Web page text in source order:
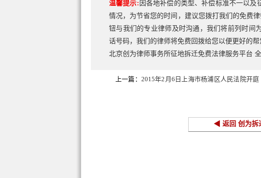
温馨提示: 因各地补偿的类型、补偿标准不一以
情况，为节省您的时间，建议您拨打我们的免费
钮与我们的专业律师及时沟通，我们将前列时间
话号码，我们的律师将免费回拨给您以便更好的帮
北京创为律师事务所征地拆迁免费法律服务平台
上一篇： 2015年2月6日上海市杨浦区人民法院开庭
◀ 返回 创为拆